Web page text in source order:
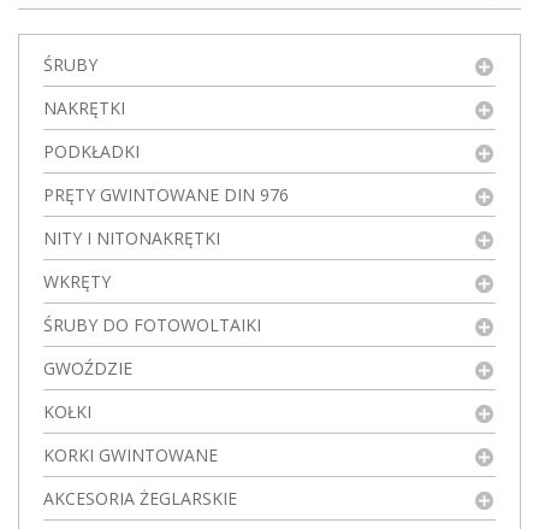
ŚRUBY
NAKRĘTKI
PODKŁADKI
PRĘTY GWINTOWANE DIN 976
NITY I NITONAKRĘTKI
WKRĘTY
ŚRUBY DO FOTOWOLTAIKI
GWOŹDZIE
KOŁKI
KORKI GWINTOWANE
AKCESORIA ŻEGLARSKIE